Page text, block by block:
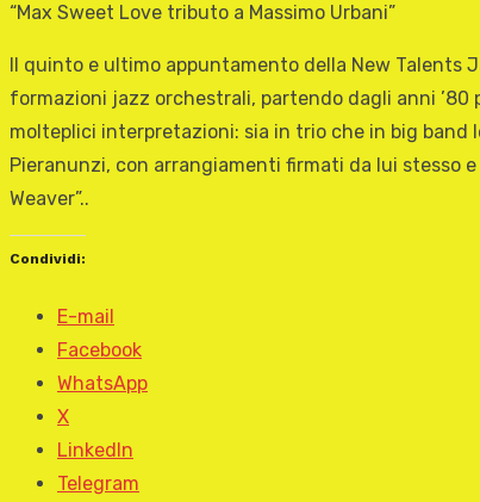
“Max Sweet Love tributo a Massimo Urbani”
Il quinto e ultimo appuntamento della New Talents
formazioni jazz orchestrali, partendo dagli anni ’80
molteplici interpretazioni: sia in trio che in big band
Pieranunzi, con arrangiamenti firmati da lui stesso e
Weaver”..
Condividi:
E-mail
Facebook
WhatsApp
X
LinkedIn
Telegram